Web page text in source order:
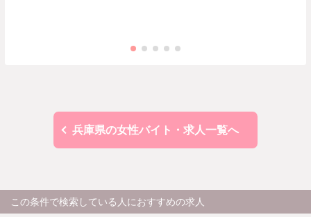
兵庫県の女性バイト・求人一覧へ
この条件で検索している人におすすめの求人